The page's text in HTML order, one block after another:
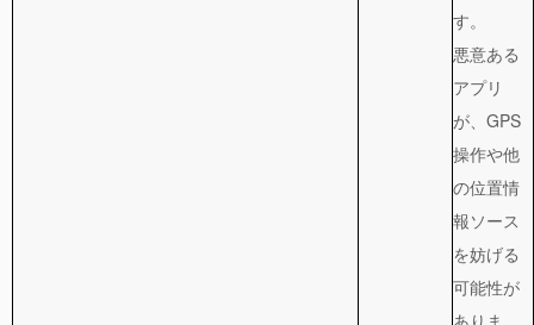
す。
悪意ある
アプリ
が、GPS
操作や他
の位置情
報ソース
を妨げる
可能性が
ありま